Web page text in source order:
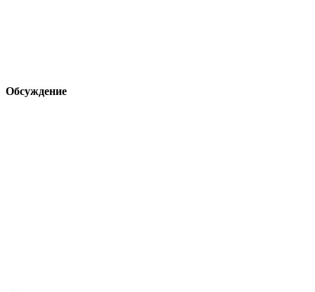
Обсуждение